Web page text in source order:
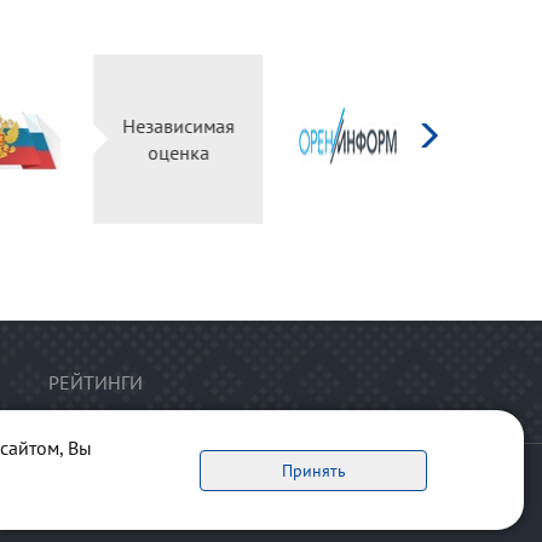
Независимая
оценка
Вы
Принять
РЕЙТИНГИ
обязательна.